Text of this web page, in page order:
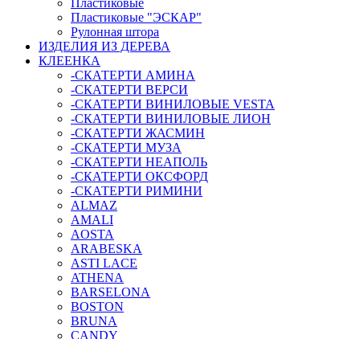
Пластиковые
Пластиковые "ЭСКАР"
Рулонная штора
ИЗДЕЛИЯ ИЗ ДЕРЕВА
КЛЕЕНКА
-СКАТЕРТИ АМИНА
-СКАТЕРТИ ВЕРСИ
-СКАТЕРТИ ВИНИЛОВЫЕ VESTA
-СКАТЕРТИ ВИНИЛОВЫЕ ЛИОН
-СКАТЕРТИ ЖАСМИН
-СКАТЕРТИ МУЗА
-СКАТЕРТИ НЕАПОЛЬ
-СКАТЕРТИ ОКСФОРД
-СКАТЕРТИ РИМИНИ
ALMAZ
AMALI
AOSTA
ARABESKA
ASTI LACE
ATHENA
BARSELONA
BOSTON
BRUNA
CANDY